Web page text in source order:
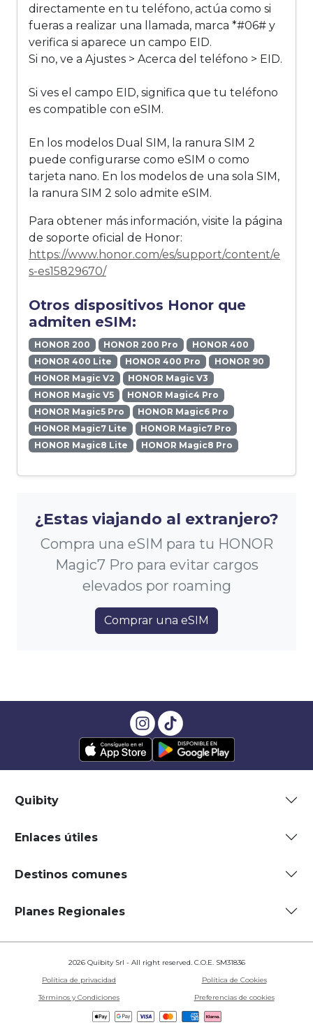
directamente en tu teléfono, actúa como si
fueras a realizar una llamada, marca *#06# y
verifica si aparece un campo EID.
Si no, ve a Ajustes > Acerca del teléfono > EID.
Si ves el campo EID, significa que tu teléfono
es compatible con eSIM.
En los modelos Dual SIM, la ranura SIM 2
puede configurarse como eSIM o como
tarjeta nano. En los modelos de una sola SIM,
la ranura SIM 2 solo admite eSIM.
Para obtener más información, visite la página
de soporte oficial de Honor:
https://www.honor.com/es/support/content/e
s-es15829670/
Otros dispositivos Honor que
admiten eSIM:
HONOR 200 HONOR 200 Pro
HONOR 400
HONOR 400 Lite
HONOR 400 Pro
HONOR 90
HONOR Magic V2
HONOR Magic V3
HONOR Magic V5
HONOR Magic4 Pro
HONOR Magic5 Pro
HONOR Magic6 Pro
HONOR Magic7 Lite
HONOR Magic7 Pro
HONOR Magic8 Lite
HONOR Magic8 Pro
¿Estas viajando al extranjero?
Compra una eSIM para tu HONOR
Magic7 Pro para evitar cargos
elevados por roaming
Comprar una eSIM
Quibity
Enlaces útiles
Destinos comunes
Planes Regionales
2026 Quibity Srl - All right reserved. C.O.E. SM31836
Política de privacidad
Política de Cookies
Términos y Condiciones
Preferencias de cookies